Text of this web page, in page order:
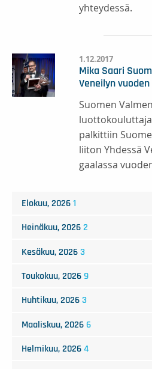
yhteydessä.
1.12.2017
Mika Saari
Veneilyn
Suomen
palkittiin
liiton Yhdessä
gaalassa
Elokuu, 2026 1
Heinäkuu, 2026 2
Kesäkuu, 2026 3
Toukokuu, 2026 9
Huhtikuu, 2026 3
Maaliskuu, 2026 6
Helmikuu, 2026 4